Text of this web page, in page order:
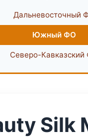
Дальневосточный
Южный ФО
Северо-
Silk